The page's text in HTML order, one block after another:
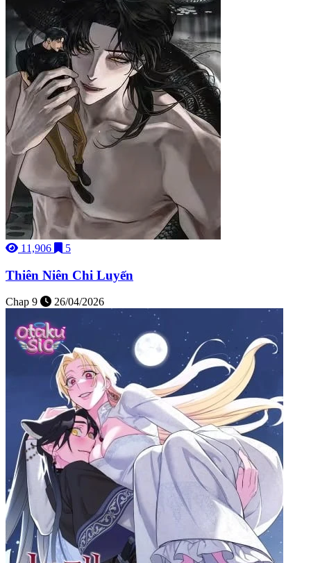
11,906 5
Thiên Niên Chi Luyến
Chap 9 26/04/2026